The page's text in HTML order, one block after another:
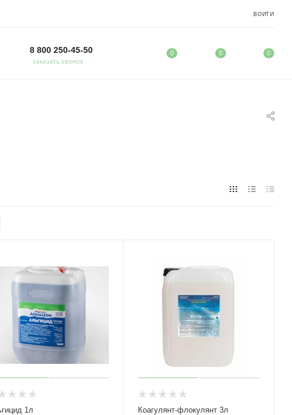
ВОЙТИ
8 800 250-45-50
ЗАКАЗАТЬ ЗВОНОК
0 0 0
1л Коагулянт-флокулянт 3л